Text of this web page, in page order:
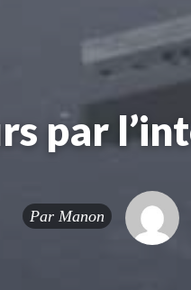
par
Par Manon